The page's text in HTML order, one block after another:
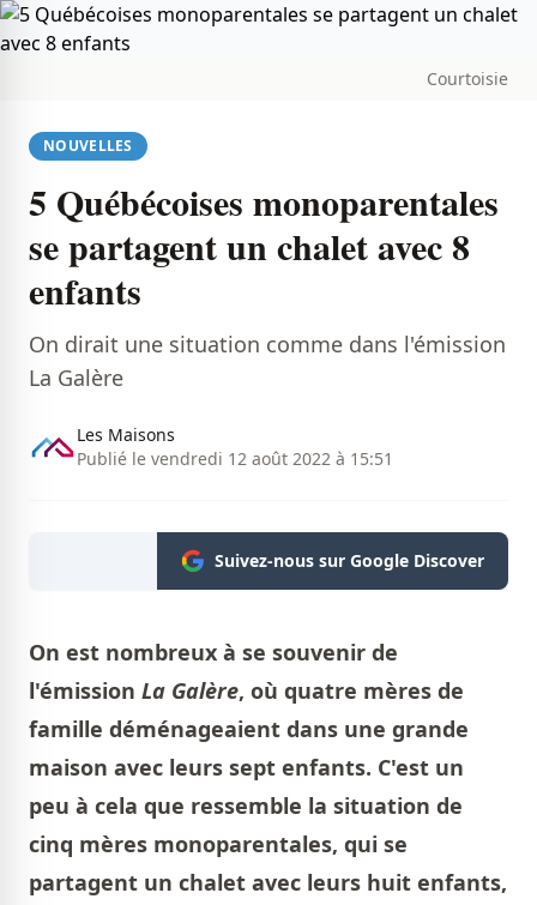
Courtoisie
NOUVELLES
5 Québécoises monoparentales
se partagent un chalet avec 8
enfants
On dirait une situation comme dans l'émission
La Galère
Les Maisons
Publié le vendredi 12 août 2022 à 15:51
Suivez-nous sur Google Discover
On est nombreux à se souvenir de
l'émission La Galère, où quatre mères de
famille déménageaient dans une grande
maison avec leurs sept enfants. C'est un
peu à cela que ressemble la situation de
cinq mères monoparentales, qui se
partagent un chalet avec leurs huit enfants,